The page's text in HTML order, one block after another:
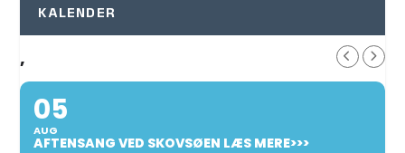
KALENDER
,
05
AUG
AFTENSANG VED SKOVSØEN LÆS MERE>>>